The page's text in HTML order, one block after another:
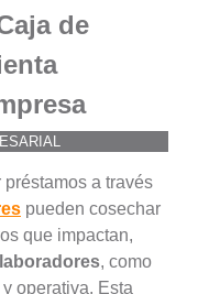
de
a través
pueden cosechar
que impactan,
, como
y operativa. Esta